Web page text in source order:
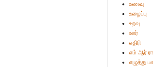
உணவு
உழைப்பு
உறவு
ஊர்
எதிரி
எம் ஆர்
எழுத்து